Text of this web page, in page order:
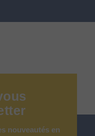
nouveautés en